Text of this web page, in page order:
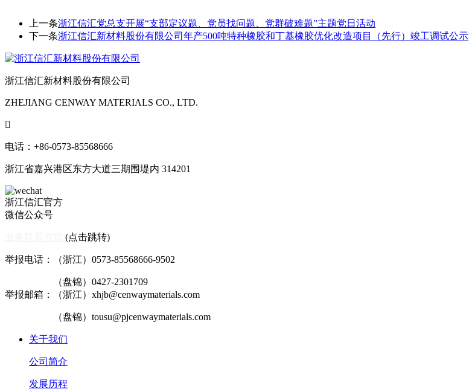
上一条浙江信汇党总支开展“支部定议题、党员找问题、党群破难题”主题党日活动
下一条浙江信汇新材料股份有限公司年产500吨特种橡胶和丁基橡胶优化改造项目（先行）竣工调试公示
浙江信汇新材料股份有限公司
ZHEJIANG CENWAY MATERIALS CO., LTD.

电话：+86-0573-85568666
浙江省嘉兴港区东方大道三期围堤内 314201
浙江信汇官方
微信公众号
(点击跳转)
举报电话：（浙江）0573-85568666-9502
（盘锦）0427-2301709
举报邮箱：（浙江）xhjb@cenwaymaterials.com
（盘锦）tousu@pjcenwaymaterials.com
关于我们
公司简介
发展历程